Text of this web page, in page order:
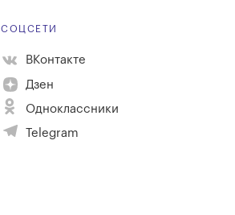
СОЦСЕТИ
ВКонтакте
Дзен
Одноклассники
Telegram